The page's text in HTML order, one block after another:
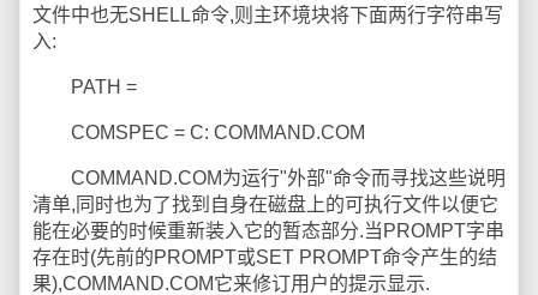
文件中也无SHELL命令,则主环境块将下面两行字符串写
入:
PATH =
COMSPEC = C: COMMAND.COM
COMMAND.COM为运行"外部"命令而寻找这些说明
清单,同时也为了找到自身在磁盘上的可执行文件以便它
能在必要的时候重新装入它的暂态部分.当PROMPT字串
存在时(先前的PROMPT或SET PROMPT命令产生的结
果),COMMAND.COM它来修订用户的提示显示.